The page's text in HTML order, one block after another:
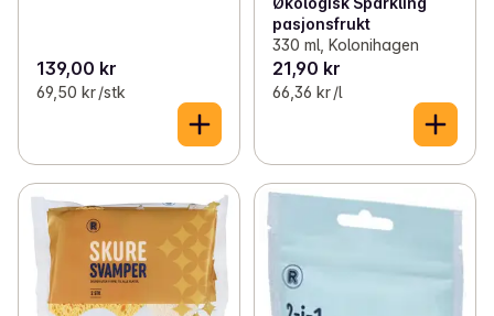
139,00 kr
69,50 kr /stk
pasjonsfrukt
330 ml, Kolonihagen
21,90 kr
66,36 kr /l